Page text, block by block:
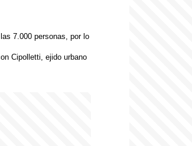
7.000 personas, por lo
Cipolletti, ejido urbano